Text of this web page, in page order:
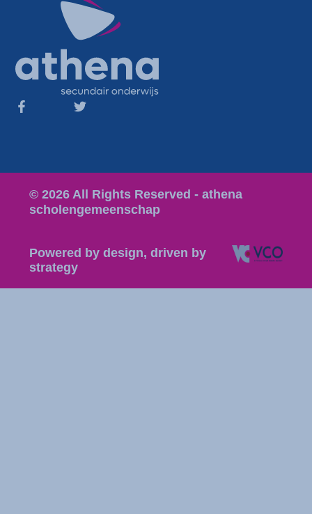
© 2026 All Rights Reserved - athena
scholengemeenschap
Powered by design, driven by
strategy